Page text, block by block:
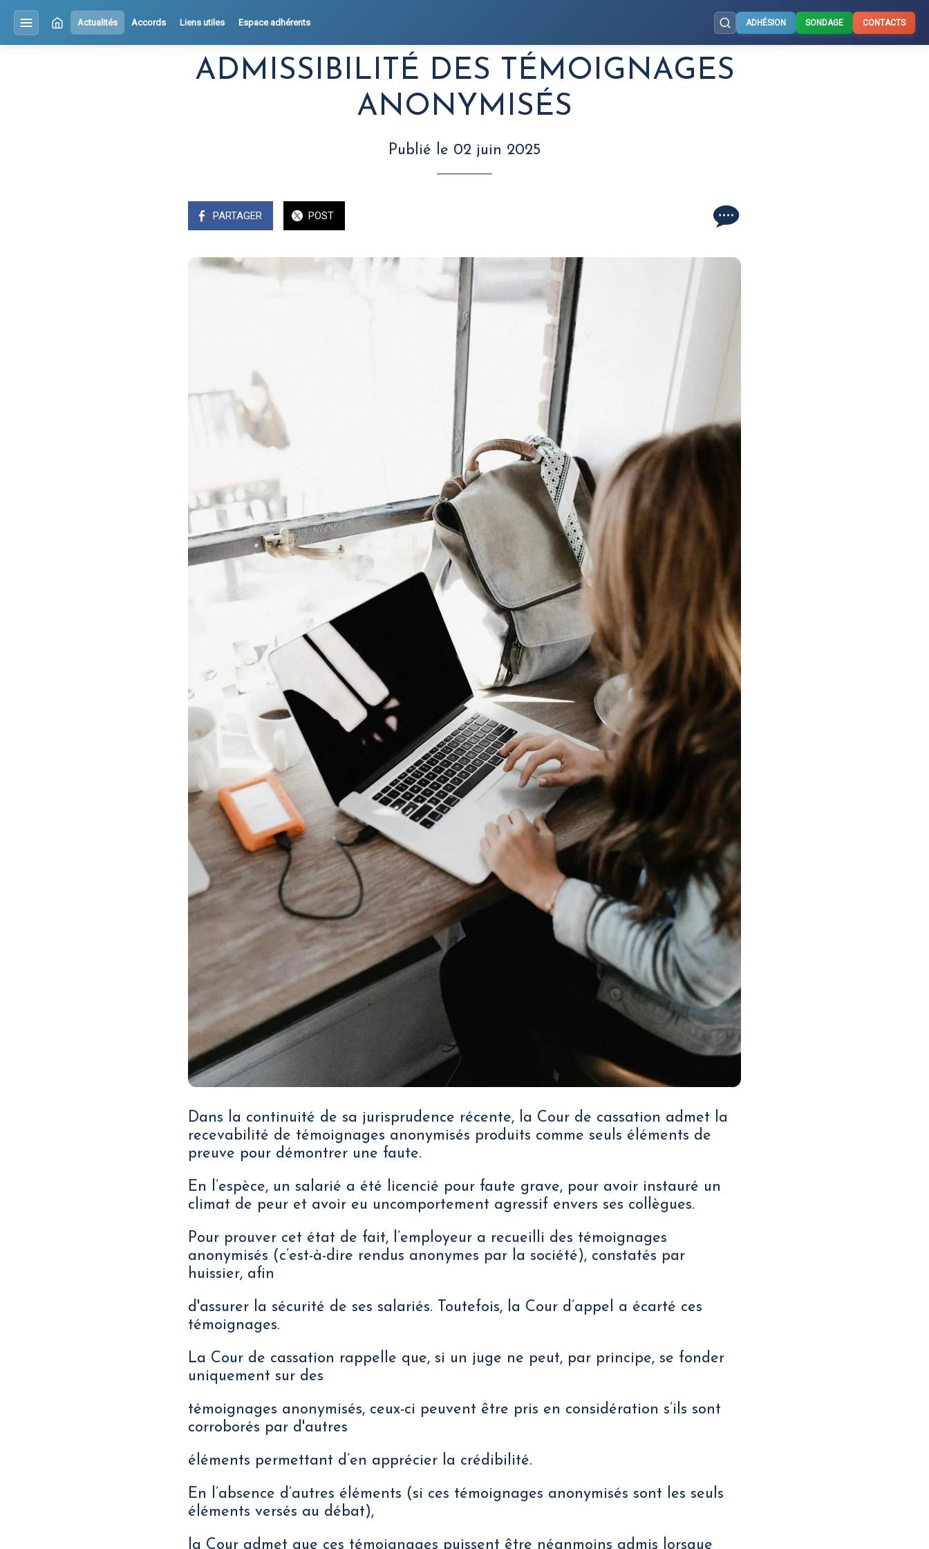
Actualités Accords Liens utiles Espace adhérents ADHÉSION SONDAGE CONTACTS
ADMISSIBILITÉ DES TÉMOIGNAGES
ANONYMISÉS
Publié le 02 juin 2025
PARTAGER POST
Dans la continuité de sa jurisprudence récente, la Cour de cassation admet la
recevabilité de témoignages anonymisés produits comme seuls éléments de
preuve pour démontrer une faute.
En l’espèce, un salarié a été licencié pour faute grave, pour avoir instauré un
climat de peur et avoir eu uncomportement agressif envers ses collègues.
Pour prouver cet état de fait, l’employeur a recueilli des témoignages
anonymisés (c’est-à-dire rendus anonymes par la société), constatés par
huissier, afin
d'assurer la sécurité de ses salariés. Toutefois, la Cour d’appel a écarté ces
témoignages.
La Cour de cassation rappelle que, si un juge ne peut, par principe, se fonder
uniquement sur des
témoignages anonymisés, ceux-ci peuvent être pris en considération s’ils sont
corroborés par d'autres
éléments permettant d’en apprécier la crédibilité.
En l’absence d’autres éléments (si ces témoignages anonymisés sont les seuls
éléments versés au débat),
la Cour admet que ces témoignages puissent être néanmoins admis lorsque